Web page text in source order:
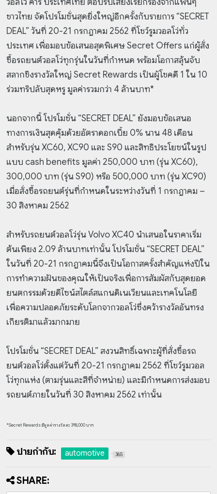
ชาวไทย จัดโปรโมชั่นสุดยิ่งใหญ่อีกครั้งกับรายการ “SECRET
DEAL” วันที่ 20-21 กรกฎาคม 2562 ที่โชว์รูมวอลโว่ทั่ว
ประเทศ เพื่อมอบข้อเสนอสุดพิเศษ Secret Offers แก่ผู้สั่ง
ซื้อรถยนต์วอลโว่ทุกรุ่นในวันที่กำหนด พร้อมโอกาสลุ้นจับ
สลากชิงรางวัลใหญ่ Secret Rewards เป็นผู้โชคดี 1 ใน 10
ร่วมทริปลับสุดหรู มูลค่ารวมกว่า 4 ล้านบาท*
นอกจากนี้ โปรโมชั่น “SECRET DEAL” ยังมอบข้อเสนอ
ทางการเงินสุดคุ้มด้วยอัตราดอกเบี้ย 0% นาน 48 เดือน
สำหรับรุ่น XC60, XC90 และ S90 และสิทธิประโยชน์ในรูป
แบบ cash benefits มูลค่า 250,000 บาท (รุ่น XC60),
300,000 บาท (รุ่น S90) หรือ 500,000 บาท (รุ่น XC90)
เมื่อสั่งซื้อรถยนต์รุ่นที่กำหนดในระหว่างวันที่ 1 กรกฎาคม –
30 สิงหาคม 2562
สำหรับรถยนต์วอลโว่รุ่น Volvo XC40 นำเสนอในราคาเริ่ม
ต้นเพียง 2.09 ล้านบาทเท่านั้น โปรโมชั่น “SECRET DEAL”
ในวันที่ 20-21 กรกฎาคมนี้จึงเป็นโอกาสครั้งสำคัญแห่งปีใน
การทำความฝันของคุณให้เป็นจริงเพื่อการสัมผัสกับสุดยอด
ยนตกรรมด้วยดีไซน์สไตล์สแกนดิเนเวียนและเทคโนโลยี
เพื่อความปลอดภัยระดับโลกจากวอลโว่ซึ่งคว้ารางวัลอันทรง
เกียรติมาแล้วมากมาย
โปรโมชั่น “SECRET DEAL” สงวนสิทธิ์เฉพาะผู้ที่สั่งซื้อรถ
ยนต์วอลโว่ตั้งแต่วันที่ 20-21 กรกฎาคม 2562 ที่โชว์รูมวอล
โว่ทุกแห่ง (ตามรุ่นและสีที่จำหน่าย) และมีกำหนดการส่งมอบ
รถยนต์ภายในวันที่ 30 สิงหาคม 2562 เท่านั้น
*Secret Rewards มีมูลค่ารางวัลละ 398,000 บาท
ป้ายกำกับ: automotive 365
SHARE: